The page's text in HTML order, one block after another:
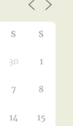
S S
30 1
7 8
14 15